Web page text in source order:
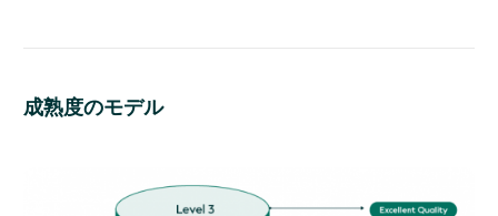
成熟度のモデル